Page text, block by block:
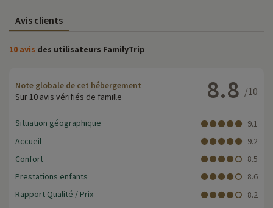
Avis clients
10 avis des utilisateurs FamilyTrip
Note globale de cet hébergement
Sur 10 avis vérifiés de famille
8.8 /10
Situation géographique
9.1
Accueil
9.2
Confort
8.5
Prestations enfants
8.6
Rapport Qualité / Prix
8.2